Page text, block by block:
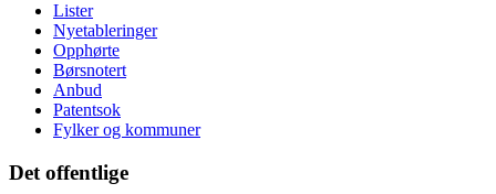
Lister
Nyetableringer
Opphørte
Børsnotert
Anbud
Patentsok
Fylker og kommuner
Det offentlige